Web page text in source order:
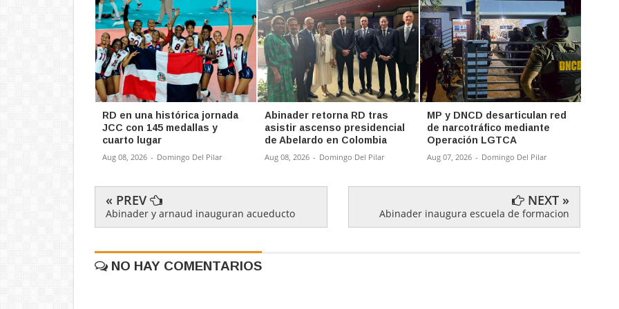
RD en una histórica jornada
JCC con 145 medallas y
cuarto lugar
Aug 08, 2026 - Domingo Del Pilar
Abinader retorna RD tras
asistir ascenso presidencial
de Abelardo en Colombia
Aug 08, 2026 - Domingo Del Pilar
MP y DNCD desarticulan red
de narcotráfico mediante
Operación LGTCA
Aug 07, 2026 - Domingo Del Pilar
« PREV
Abinader y arnaud inauguran acueducto
NEXT »
Abinader inaugura escuela de formacion
NO HAY COMENTARIOS